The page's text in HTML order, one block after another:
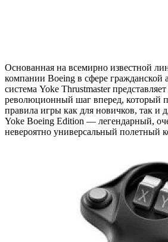
Основанная на всемирно известной
компании Boeing в сфере гражданской
система Yoke Thrustmaster
революционный шаг вперед, который
правила игры как для новичков, так и
Yoke Boeing Edition — легендарный,
невероятно универсальный полетный